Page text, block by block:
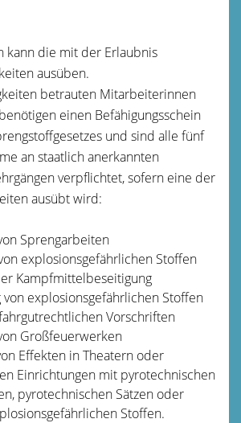
kann die mit der Erlaubnis
ausüben.
betrauten Mitarbeiterinnen
einen Befähigungsschein
und sind alle fünf
an staatlich anerkannten
verpflichtet, sofern eine der
ausübt wird:
Sprengarbeiten
explosionsgefährlichen Stoffen
Kampfmittelbeseitigung
explosionsgefährlichen Stoffen
Vorschriften
Großfeuerwerken
Effekten in Theatern oder
Einrichtungen mit pyrotechnischen
pyrotechnischen Sätzen oder
Stoffen.